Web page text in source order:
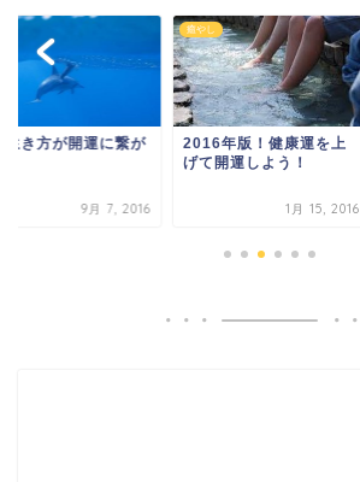
生き方が開運に繋が
9月 7, 2016
癒やし
2016年版！健康運を上
げて開運しよう！
1月 15, 2016